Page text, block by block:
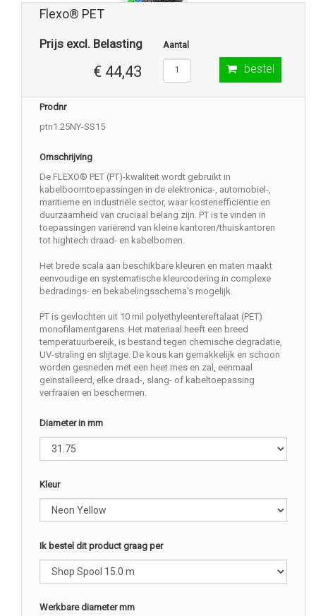
Flexo® PET
Prijs excl. Belasting
€ 44,43
Aantal
bestel
Prodnr
ptn1.25NY-SS15
Omschrijving
De FLEXO® PET (PT)-kwaliteit wordt gebruikt in
kabelboomtoepassingen in de elektronica-, automobiel-,
maritieme en industriële sector, waar kostenefficiëntie en
duurzaamheid van cruciaal belang zijn. PT is te vinden in
toepassingen variërend van kleine kantoren/thuiskantoren
tot hightech draad- en kabelbomen.
Het brede scala aan beschikbare kleuren en maten maakt
eenvoudige en systematische kleurcodering in complexe
bedradings- en bekabelingsschema's mogelijk.
PT is gevlochten uit 10 mil polyethyleentereftalaat (PET)
monofilamentgarens. Het materiaal heeft een breed
temperatuurbereik, is bestand tegen chemische degradatie,
UV-straling en slijtage. De kous kan gemakkelijk en schoon
worden gesneden met een heet mes en zal, eenmaal
geïnstalleerd, elke draad-, slang- of kabeltoepassing
verfraaien en beschermen.
Diameter in mm
Kleur
Ik bestel dit product graag per
Werkbare diameter mm